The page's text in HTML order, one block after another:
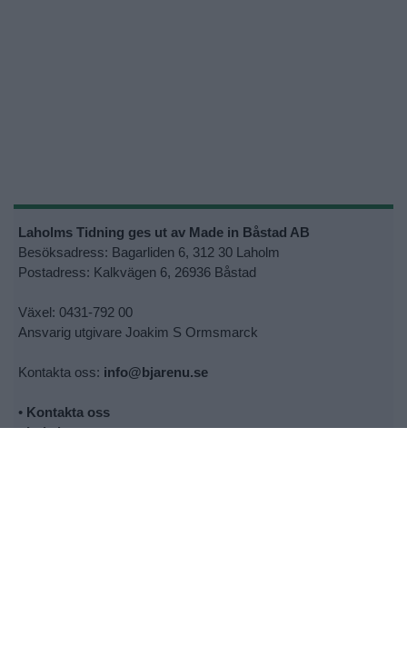
Laholms Tidning ges ut av Made in Båstad AB
Besöksadress: Bagarliden 6, 312 30 Laholm
Postadress: Kalkvägen 6, 26936 Båstad
Växel: 0431-792 00
Ansvarig utgivare Joakim S Ormsmarck
Kontakta oss: info@bjarenu.se
• Kontakta oss
•Lokalsupporter